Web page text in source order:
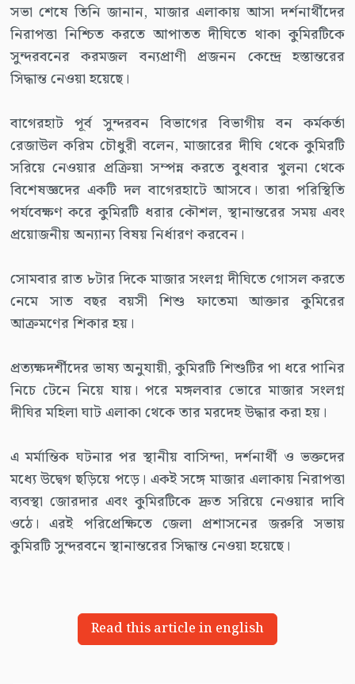
সভা শেষে তিনি জানান, মাজার এলাকায় আসা দর্শনার্থীদের
নিরাপত্তা নিশ্চিত করতে আপাতত দীঘিতে থাকা কুমিরটিকে
সুন্দরবনের করমজল বন্যপ্রাণী প্রজনন কেন্দ্রে হস্তান্তরের
সিদ্ধান্ত নেওয়া হয়েছে।
বাগেরহাট পূর্ব সুন্দরবন বিভাগের বিভাগীয় বন কর্মকর্তা
রেজাউল করিম চৌধুরী বলেন, মাজারের দীঘি থেকে কুমিরটি
সরিয়ে নেওয়ার প্রক্রিয়া সম্পন্ন করতে বুধবার খুলনা থেকে
বিশেষজ্ঞদের একটি দল বাগেরহাটে আসবে। তারা পরিস্থিতি
পর্যবেক্ষণ করে কুমিরটি ধরার কৌশল, স্থানান্তরের সময় এবং
প্রয়োজনীয় অন্যান্য বিষয় নির্ধারণ করবেন।
সোমবার রাত ৮টার দিকে মাজার সংলগ্ন দীঘিতে গোসল করতে
নেমে সাত বছর বয়সী শিশু ফাতেমা আক্তার কুমিরের
আক্রমণের শিকার হয়।
প্রত্যক্ষদর্শীদের ভাষ্য অনুযায়ী, কুমিরটি শিশুটির পা ধরে পানির
নিচে টেনে নিয়ে যায়। পরে মঙ্গলবার ভোরে মাজার সংলগ্ন
দীঘির মহিলা ঘাট এলাকা থেকে তার মরদেহ উদ্ধার করা হয়।
এ মর্মান্তিক ঘটনার পর স্থানীয় বাসিন্দা, দর্শনার্থী ও ভক্তদের
মধ্যে উদ্বেগ ছড়িয়ে পড়ে। একই সঙ্গে মাজার এলাকায় নিরাপত্তা
ব্যবস্থা জোরদার এবং কুমিরটিকে দ্রুত সরিয়ে নেওয়ার দাবি
ওঠে। এরই পরিপ্রেক্ষিতে জেলা প্রশাসনের জরুরি সভায়
কুমিরটি সুন্দরবনে স্থানান্তরের সিদ্ধান্ত নেওয়া হয়েছে।
Read this article in english